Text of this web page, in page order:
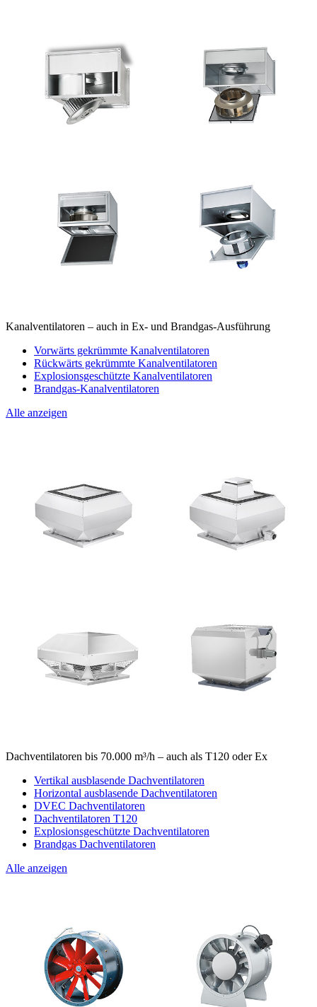
Kanalventilatoren – auch in Ex- und Brandgas-Ausführung
Vorwärts gekrümmte Kanalventilatoren
Rückwärts gekrümmte Kanalventilatoren
Explosionsgeschützte Kanalventilatoren
Brandgas-Kanalventilatoren
Alle anzeigen
Dachventilatoren bis 70.000 m³/h – auch als T120 oder Ex
Vertikal ausblasende Dachventilatoren
Horizontal ausblasende Dachventilatoren
DVEC Dachventilatoren
Dachventilatoren T120
Explosionsgeschützte Dachventilatoren
Brandgas Dachventilatoren
Alle anzeigen